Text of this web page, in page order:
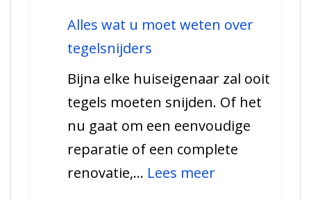
wat
over
een
pincet
Alles wat u moet weten over
tegelsnijders
Bijna elke huiseigenaar zal ooit
tegels moeten snijden. Of het
nu gaat om een eenvoudige
reparatie of een complete
renovatie,… Lees meer: